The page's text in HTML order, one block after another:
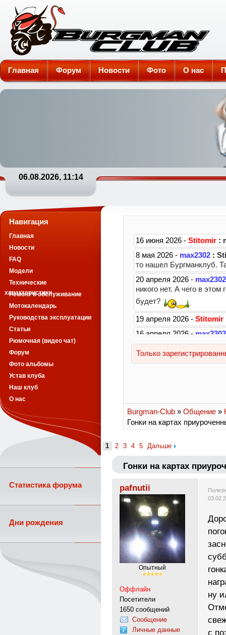
Burgman-Club
Главная Форум Новости Фото О нас
06.08.2026, 11:14
Burgman-Club » Общение »
Гонки на картах
1 2 3 4 5 Дальше
Гонки на картах
pafnutii
Опытный
Оффлайн
Посетители
1650 сообщений
Сообщение
Личные данные
ну
с
Навигация
Главная
Новости
FAQ
Модели
Технические
характеристики
Ремонт и обслуживание
Мотокалендарь
Руководства эксплуатации
Статьи
Рюмочная (видео чат)
Форум
Фото альбомы
Устав клуба
Наш клуб
О нас
Статистика форума
Дни рождения